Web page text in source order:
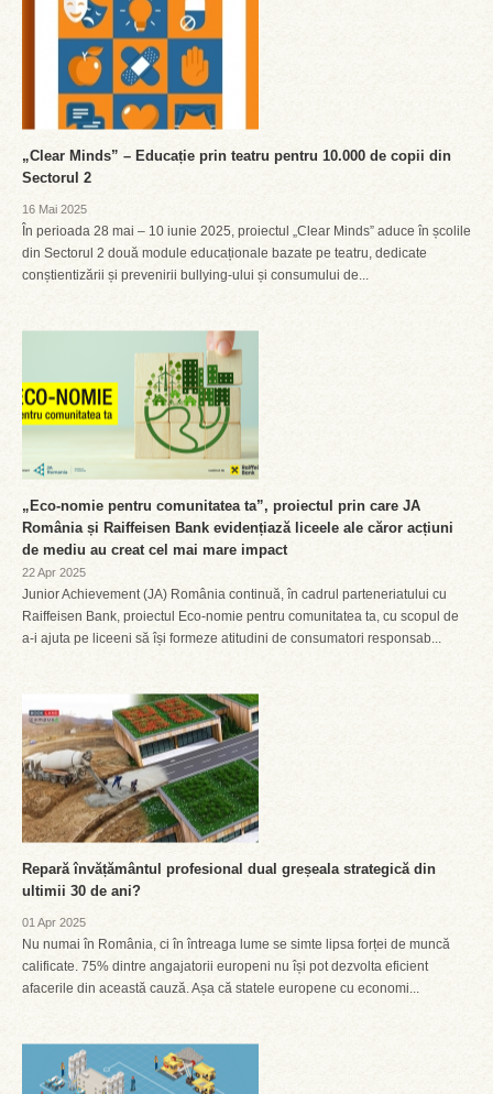
„Clear Minds” – Educație prin teatru pentru 10.000 de copii din
Sectorul 2
16 Mai 2025
În perioada 28 mai – 10 iunie 2025, proiectul „Clear Minds” aduce în școlile
din Sectorul 2 două module educaționale bazate pe teatru, dedicate
conștientizării și prevenirii bullying-ului și consumului de...
„Eco-nomie pentru comunitatea ta”, proiectul prin care JA
România și Raiffeisen Bank evidențiază liceele ale căror acțiuni
de mediu au creat cel mai mare impact
22 Apr 2025
Junior Achievement (JA) România continuă, în cadrul parteneriatului cu
Raiffeisen Bank, proiectul Eco-nomie pentru comunitatea ta, cu scopul de
a-i ajuta pe liceeni să își formeze atitudini de consumatori responsab...
Repară învățământul profesional dual greșeala strategică din
ultimii 30 de ani?
01 Apr 2025
Nu numai în România, ci în întreaga lume se simte lipsa forței de muncă
calificate. 75% dintre angajatorii europeni nu își pot dezvolta eficient
afacerile din această cauză. Așa că statele europene cu economi...